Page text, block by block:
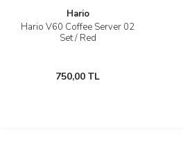
Hario
Hario V60 Coffee Server 02
Set / Red
750,00 TL